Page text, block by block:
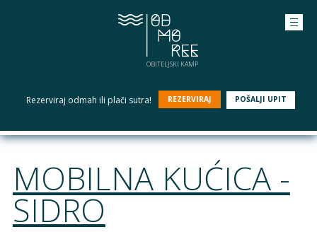
OBITELJSKI KAMP
Rezerviraj odmah ili plači sutra! REZERVIRAJ POŠALJI UPIT
MOBILNA KUĆICA -
SIDRO